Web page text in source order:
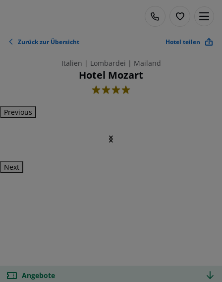
Zurück zur Übersicht Hotel teilen
Italien | Lombardei | Mailand
Hotel Mozart
4
Previous
Next
Angebote